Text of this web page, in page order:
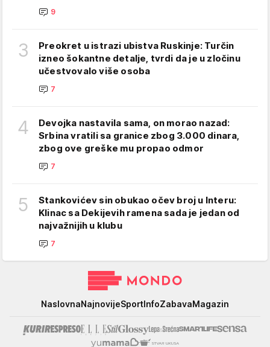
9
3
Preokret u istrazi ubistva Ruskinje: Turčin
izneo šokantne detalje, tvrdi da je u zločinu
učestvovalo više osoba
7
4
Devojka nastavila sama, on morao nazad:
Srbina vratili sa granice zbog 3.000 dinara,
zbog ove greške mu propao odmor
7
5
Stankovićev sin obukao očev broj u Interu:
Klinac sa Dekijevih ramena sada je jedan od
najvažnijih u klubu
7
NaslovnaNajnovijeSportInfoZabavaMagazin